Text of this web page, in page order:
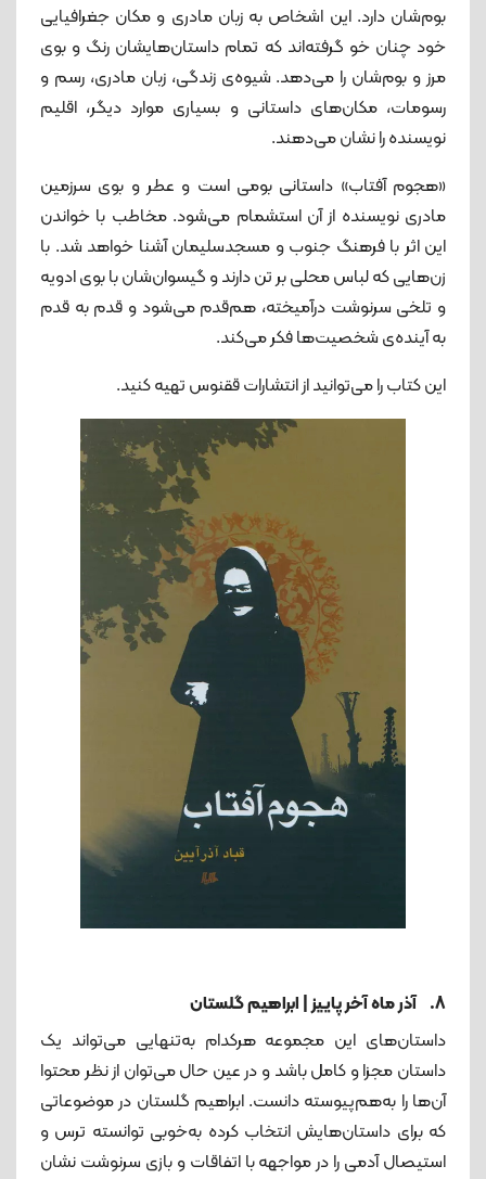
بوم‌شان دارد. این اشخاص به زبان مادری و مکان جغرافیایی
خود چنان خو گرفته‌اند که تمام داستان‌هایشان رنگ و بوی
مرز و بوم‌شان را می‌دهد. شیوه‌ی زندگی، زبان مادری، رسم و
رسومات، مکان‌های داستانی و بسیاری موارد دیگر، اقلیم
نویسنده را نشان می‌دهند.
«هجوم آفتاب» داستانی بومی است و عطر و بوی سرزمین
مادری نویسنده از آن استشمام می‌شود. مخاطب با خواندن
این اثر با فرهنگ جنوب و مسجدسلیمان آشنا خواهد شد. با
زن‌هایی که لباس محلی بر تن دارند و گیسوان‌شان با بوی ادویه
و تلخی سرنوشت درآمیخته، هم‌قدم می‌شود و قدم به قدم
به آینده‌ی شخصیت‌ها فکر می‌کند.
این کتاب را می‌توانید از انتشارات ققنوس تهیه کنید.
8. آذر ماه آخر پاییز | ابراهیم گلستان
داستان‌های این مجموعه هرکدام به‌تنهایی می‌تواند یک
داستان مجزا و کامل باشد و در عین حال می‌توان از نظر محتوا
آن‌ها را به‌هم‌پیوسته دانست. ابراهیم گلستان در موضوعاتی
که برای داستان‌هایش انتخاب کرده به‌خوبی توانسته ترس و
استیصال آدمی را در مواجهه با اتفاقات و بازی سرنوشت نشان